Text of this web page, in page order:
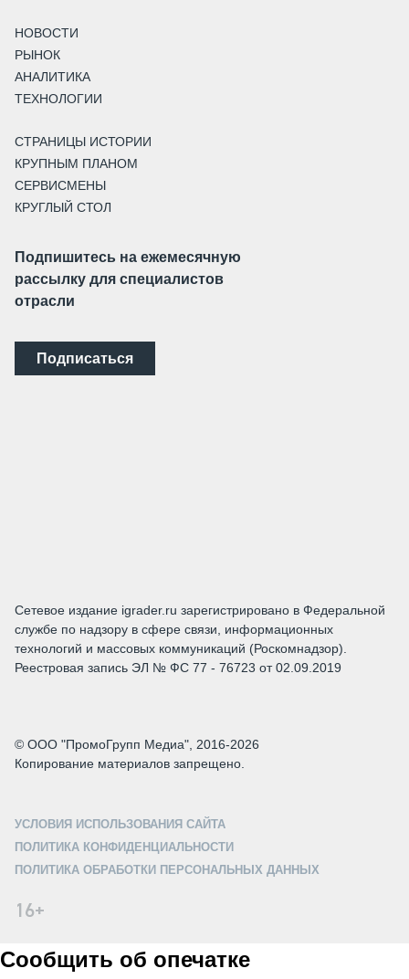
НОВОСТИ
РЫНОК
АНАЛИТИКА
ТЕХНОЛОГИИ
СТРАНИЦЫ ИСТОРИИ
КРУПНЫМ ПЛАНОМ
СЕРВИСМЕНЫ
КРУГЛЫЙ СТОЛ
Подпишитесь на ежемесячную
рассылку для специалистов
отрасли
Подписаться
Сетевое издание igrader.ru зарегистрировано в Федеральной
службе по надзору в сфере связи, информационных
технологий и массовых коммуникаций (Роскомнадзор).
Реестровая запись ЭЛ № ФС 77 - 76723 от 02.09.2019
© ООО "ПромоГрупп Медиа", 2016-2026
Копирование материалов запрещено.
УСЛОВИЯ ИСПОЛЬЗОВАНИЯ САЙТА
ПОЛИТИКА КОНФИДЕНЦИАЛЬНОСТИ
ПОЛИТИКА ОБРАБОТКИ ПЕРСОНАЛЬНЫХ ДАННЫХ
16+
Сообщить об опечатке